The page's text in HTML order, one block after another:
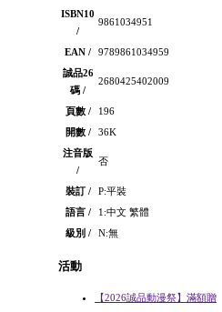
ISBN10
/
9861034951
EAN /
9789861034959
誠品26
碼 /
2680425402009
頁數 /
196
開數 /
36K
注音版
/
否
裝訂 /
P:平裝
語言 /
1:中文 繁體
級別 /
N:無
活動
【2026誠品動漫祭】滿額贈